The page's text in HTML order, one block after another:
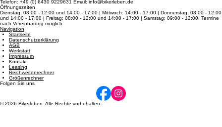
Standort
Bikerleben Brückenstraße 14, 65623 Hahnstätten
Kontakt
Telefon: +49 (0) 6430 9229631 Email: info@bikerleben.de
Öffnungszeiten
Dienstag: 08:00 - 12:00 und 14:00 - 17:00 | Mittwoch: 14:00 - 17:00 | Donnerstag: 08:00 - 12:00
und 14:00 - 17:00 | Freitag: 08:00 - 12:00 und 14:00 - 17:00 | Samstag: 09:00 - 12:00. Termine
nach Vereinbarung möglich.
Navigation
Startseite
Datenschutzerklärung
AGB
Werkstatt
Impressum
Kontakt
Leasing